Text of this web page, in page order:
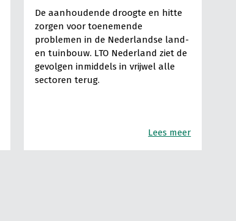
De aanhoudende droogte en hitte
zorgen voor toenemende
problemen in de Nederlandse land-
en tuinbouw. LTO Nederland ziet de
gevolgen inmiddels in vrijwel alle
sectoren terug.
Lees meer